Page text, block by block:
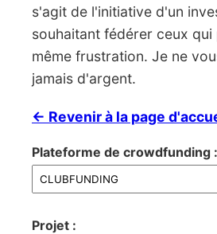
s'agit de l'initiative d'un
souhaitant fédérer ceux
même frustration. Je ne
jamais d'argent.
← Revenir à la page
Plateforme de crowdfunding :
Projet :